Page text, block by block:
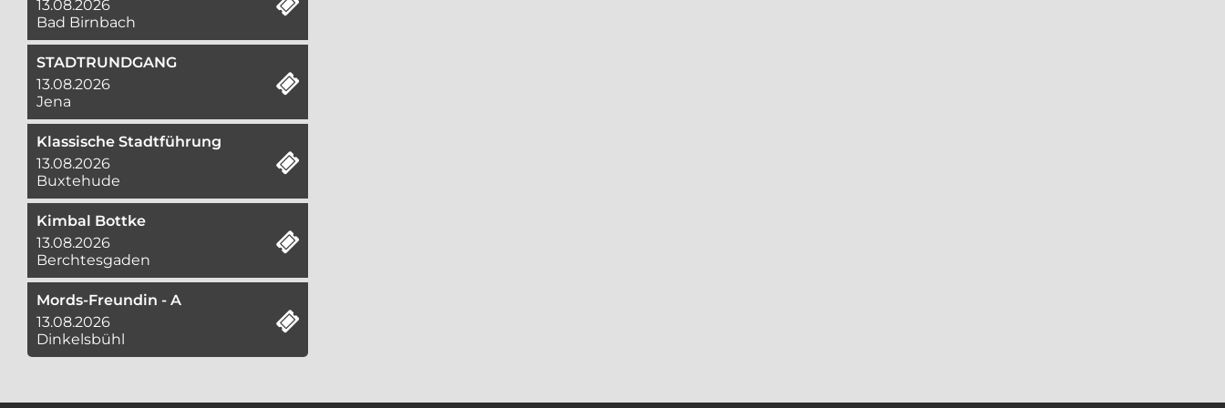
13.08.2026
Bad Birnbach
STADTRUNDGANG
13.08.2026
Jena
Klassische Stadtführung
13.08.2026
Buxtehude
Kimbal Bottke
13.08.2026
Berchtesgaden
Mords-Freundin - A
13.08.2026
Dinkelsbühl